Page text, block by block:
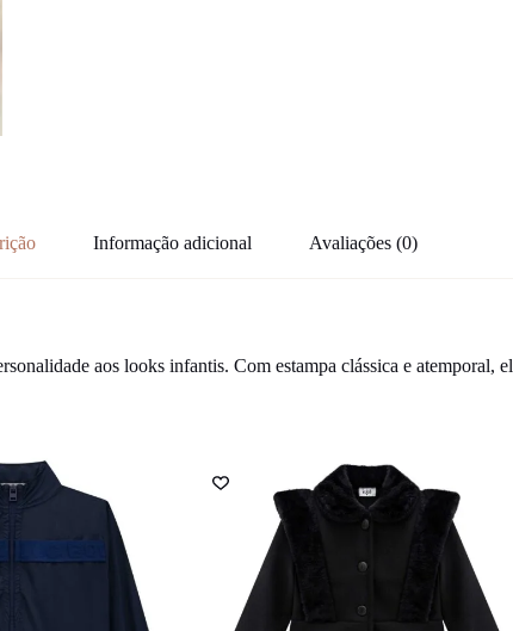
Informação adicional Avaliações (0)
aos looks infantis. Com estampa clássica e atemporal,